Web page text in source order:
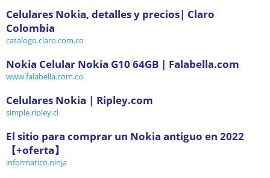
Celulares Nokia, detalles y precios| Claro
Colombia
catalogo.claro.com.co
Nokia Celular Nokia G10 64GB | Falabella.com
www.falabella.com.co
Celulares Nokia | Ripley.com
simple.ripley.cl
El sitio para comprar un Nokia antiguo en 2022
【+oferta】
informatico.ninja